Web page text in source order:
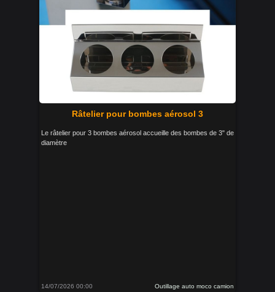
Râtelier pour bombes aérosol 3
Le râtelier pour 3 bombes aérosol accueille des bombes de 3" de
diamètre
14/07/2026 00:00 Outillage auto moco camion